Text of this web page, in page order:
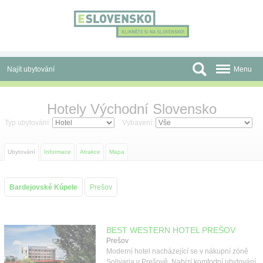
Najít ubytování
Slevy a Last Minute
Před cestou
O nás
Menu
Hotely Východní Slovensko
Typ ubytování: Vybavení:
Ubytování Informace Atrakce Mapa
Bardejovské Kúpele Prešov
BEST WESTERN HOTEL PREŠOV
Prešov
Moderní hotel nacházející se v nákupní zóně